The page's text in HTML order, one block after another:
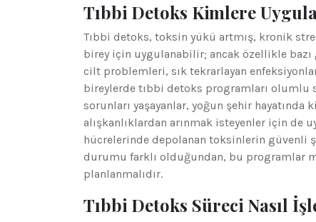
Tıbbi Detoks Kimlere
Tıbbi detoks, toksin yükü artmış, kronik
birey için uygulanabilir; ancak özellikle bazı
cilt problemleri, sık tekrarlayan
bireylerde tıbbi detoks programları
sorunları yaşayanlar, yoğun şehir
alışkanlıklardan arınmak isteyenler için de
hücrelerinde depolanan toksinlerin güvenli
durumu farklı olduğundan, bu programlar
planlanmalıdır.
Tıbbi Detoks Süreci Nasıl